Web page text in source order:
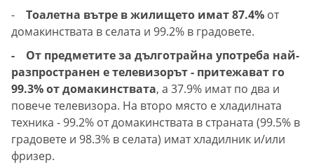
-
Тоалетна вътре в жилището имат 87.4% от
домакинствата в селата и 99.2% в градовете.
- От предметите за дълготрайна употреба най-
разпространен е телевизорът - притежават го
99.3% от домакинствата, а 37.9% имат по два и
повече телевизора. На второ място е хладилната
техника - 99.2% от домакинствата в страната (99.5% в
градовете и 98.3% в селата) имат хладилник и/или
фризер.